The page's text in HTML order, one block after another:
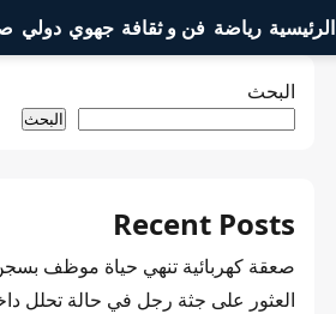
الرئيسية رياضة فن و ثقافة جهوي دولي
البحث
البحث
Recent Posts
صعقة كهربائية تنهي حياة موظف
العثور على جثة رجل في حالة تحلل